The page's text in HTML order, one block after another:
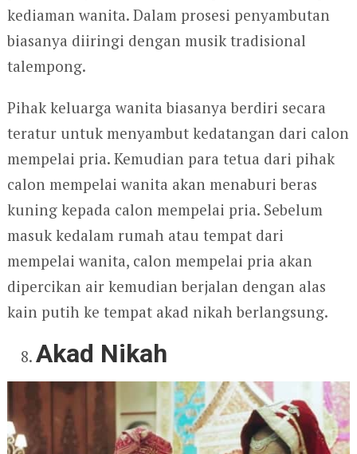
kediaman wanita. Dalam prosesi penyambutan
biasanya diiringi dengan musik tradisional
talempong.
Pihak keluarga wanita biasanya berdiri secara
teratur untuk menyambut kedatangan dari calon
mempelai pria. Kemudian para tetua dari pihak
calon mempelai wanita akan menaburi beras
kuning kepada calon mempelai pria. Sebelum
masuk kedalam rumah atau tempat dari
mempelai wanita, calon mempelai pria akan
dipercikan air kemudian berjalan dengan alas
kain putih ke tempat akad nikah berlangsung.
Akad Nikah